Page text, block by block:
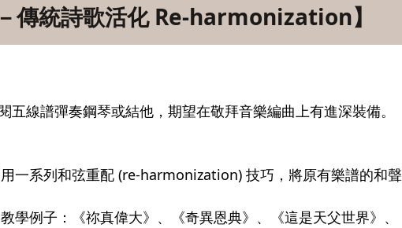
傳統詩歌活化 Re-harmonization】
線譜彈奏鋼琴或結他，期望在敬拜音樂編曲上有進深裝備。
一系列和弦重配 (re-harmonization) 技巧，將原有樂譜的和聲
學例子：《祢真偉大》、《奇異恩典》、《這是天父世界》、